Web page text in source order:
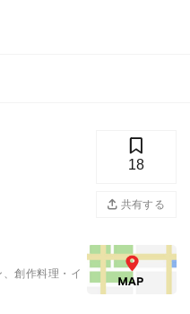
18
共有する
創作料理・イ